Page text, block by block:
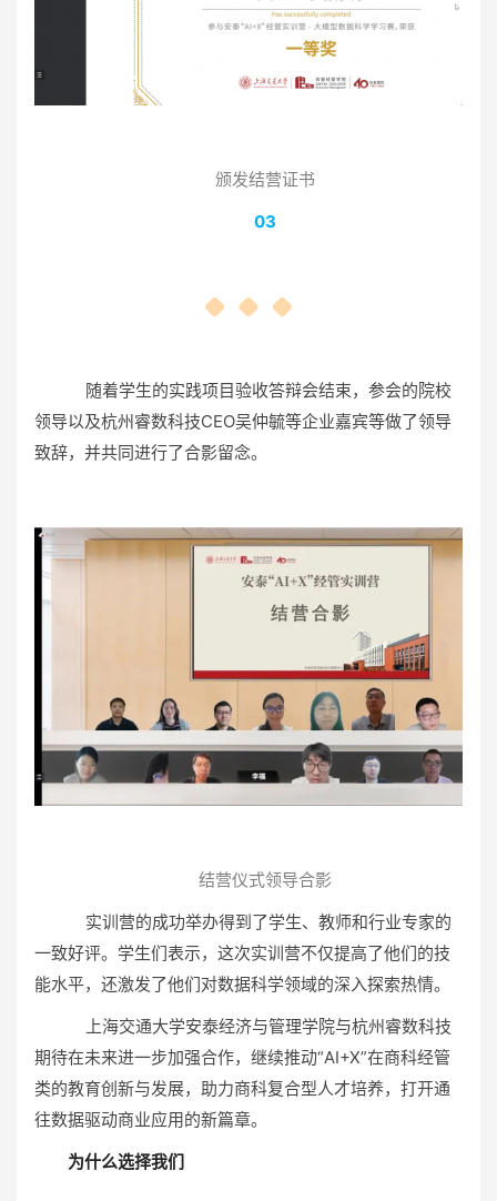
颁发结营证书
03
随着学生的实践项目验收答辩会结束，参会的院校
领导以及杭州睿数科技CEO吴仲毓等企业嘉宾等做了领导
致辞，并共同进行了合影留念。
结营仪式领导合影
实训营的成功举办得到了学生、教师和行业专家的
一致好评。学生们表示，这次实训营不仅提高了他们的技
能水平，还激发了他们对数据科学领域的深入探索热情。
上海交通大学安泰经济与管理学院与杭州睿数科技
期待在未来进一步加强合作，继续推动“AI+X”在商科经管
类的教育创新与发展，助力商科复合型人才培养，打开通
往数据驱动商业应用的新篇章。
为什么选择我们